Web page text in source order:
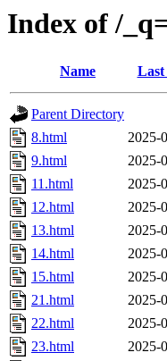
Index of /
Name Last
Parent Directory
8.html
2025-
9.html
2025-
11.html
2025-
12.html
2025-
13.html
2025-
14.html
2025-
15.html
2025-
21.html
2025-
22.html
2025-
23.html
2025-